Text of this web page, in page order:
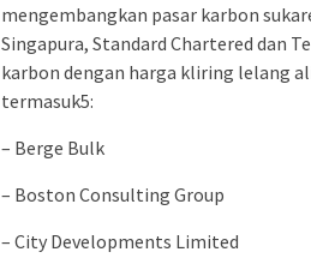
mengembangkan pasar karbon
Singapura, Standard Chartered dan
karbon dengan harga kliring lelang
termasuk5:
– Berge Bulk
– Boston Consulting Group
– City Developments Limited